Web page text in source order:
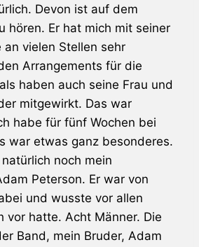
Devon ist auf dem
hören. Er hat mich mit seiner
an vielen Stellen sehr
Arrangements für die
haben auch seine Frau und
mitgewirkt. Das war
habe für fünf Wochen bei
war etwas ganz besonderes.
noch mein
Peterson. Er war von
und wusste vor allen
vor hatte. Acht Männer. Die
Band, mein Bruder, Adam